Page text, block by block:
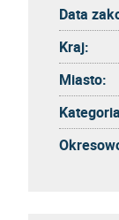
Data
Kraj:
Miasto: